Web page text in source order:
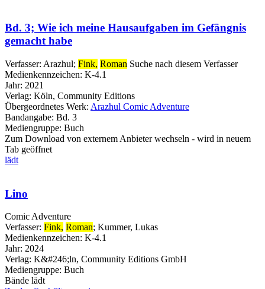
Bd. 3; Wie ich meine Hausaufgaben im Gefängnis
gemacht habe
Verfasser: Arazhul; Fink, Roman Suche nach diesem Verfasser
Medienkennzeichen: K-4.1
Jahr: 2021
Verlag: Köln, Community Editions
Übergeordnetes Werk: Arazhul Comic Adventure
Bandangabe: Bd. 3
Mediengruppe: Buch
Zum Download von externem Anbieter wechseln - wird in neuem
Tab geöffnet
lädt
Lino
Comic Adventure
Verfasser: Fink, Roman; Kummer, Lukas
Medienkennzeichen: K-4.1
Jahr: 2024
Verlag: K&#246;ln, Community Editions GmbH
Mediengruppe: Buch
Bände lädt